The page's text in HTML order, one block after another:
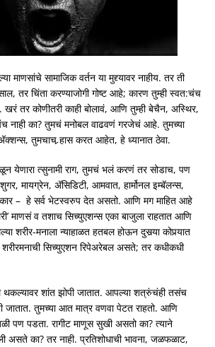
माणसांचे सामाजिक वर्तन या मुद्द्यावर नाहीय. तर ती
तर चिंता करण्याजोगी गोष्ट आहे; कारण तुम्ही स्वत:चंच
तर कोणीतरी काही बोलावं, आणि तुम्ही बेचैन, अस्थिर,
नाही का? तुमचं मनोबल वाढवणं गरजेचं आहे. तुमच्या
तुमचाच र्‍हास करत आहेत, हे ध्यानात ठेवा.
येणारा त्सुनामी राग, तुमचं भलं करणं तर सोडाच, पण
मायग्रेन, अ‍ॅसिडिटी, आमवात, हार्मोनल इम्बॅलन्स,
– हे सर्व भेटस्वरुप देत असतो. आणि मग माहित आहे
माणसं व तशाच सिच्युएशन्स एका बाजुला राहतात आणि
शरीर-मनाला न्याहाळत हतबल होऊन दुसर्‍या कोपर्‍यात
सिच्युएशन रिपेअरेबल असते; तर कधीकधी
थकल्यावर शांत झोपी जातात. आपल्या शत्रुंचंही तसंच
तुमच्या आत मात्र वणवा पेटत राहतो. आणि
पण पडता. रागीट माणूस सुखी असतो का? त्याने
का? तर नाही. प्रतिशोधाची भावना, जळफळाट,